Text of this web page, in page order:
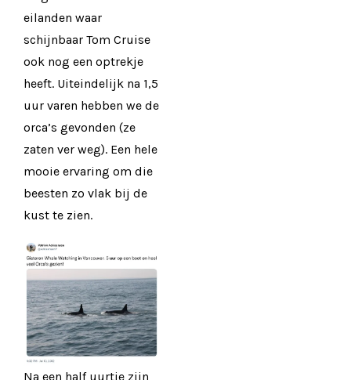
eilanden waar
schijnbaar Tom Cruise
ook nog een optrekje
heeft. Uiteindelijk na 1,5
uur varen hebben we de
orca’s gevonden (ze
zaten ver weg). Een hele
mooie ervaring om die
beesten zo vlak bij de
kust te zien.
Na een half uurtje zijn